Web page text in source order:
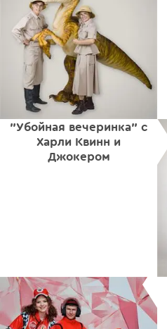
"Убойная вечеринка" с
Харли Квинн и
Джокером